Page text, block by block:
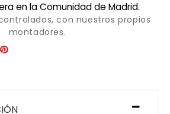
en la Comunidad de Madrid.
con nuestros propios
montadores.